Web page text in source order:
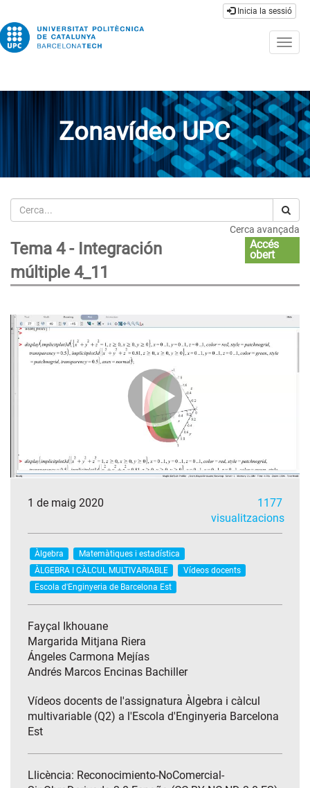
Inicia la sessió
Zonavídeo UPC
Cerca
Cerca avançada
Tema 4 - Integración
múltiple 4_11
Accés
obert
1 de maig 2020
1177
visualitzacions
Àlgebra
Matemàtiques i estadística
ÀLGEBRA I CÀLCUL MULTIVARIABLE
Vídeos docents
Escola d'Enginyeria de Barcelona Est
Fayçal Ikhouane
Margarida Mitjana Riera
Ángeles Carmona Mejías
Andrés Marcos Encinas Bachiller
Vídeos docents de l'assignatura Àlgebra i càlcul
multivariable (Q2) a l'Escola d'Enginyeria Barcelona
Est
Llicència: Reconocimiento-NoComercial-